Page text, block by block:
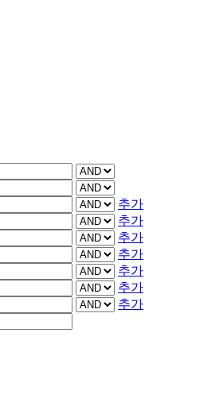
추가
추가
추가
추가
추가
추가
추가